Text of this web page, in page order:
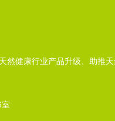
然健康行业产品升级、助推